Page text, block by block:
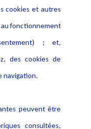
cookies et autres
fonctionnement
; et,
des cookies de
navigation.
peuvent être
consultées,